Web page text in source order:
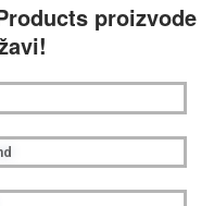
proizvode